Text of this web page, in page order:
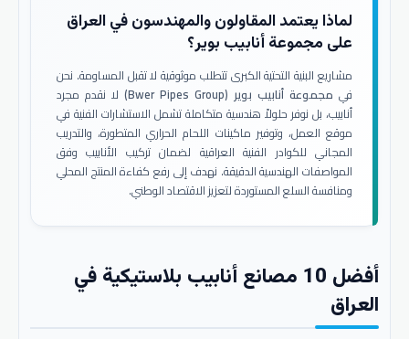
لماذا يعتمد المقاولون والمهندسون في العراق
على مجموعة أنابيب بوير؟
مشاريع البنية التحتية الكبرى تتطلب موثوقية لا تقبل المساومة. نحن
في مجموعة أنابيب بوير (Bwer Pipes Group)
لا نقدم مجرد
أنابيب، بل نوفر حلولاً هندسية متكاملة تشمل الاستشارات الفنية في
موقع العمل، وتوفير ماكينات اللحام الحراري المتطورة، والتدريب
المجاني للكوادر الفنية العراقية لضمان تركيب الأنابيب وفق
المواصفات الهندسية الدقيقة. نهدف إلى رفع كفاءة المنتج المحلي
ومنافسة السلع المستوردة لتعزيز الاقتصاد الوطني.
أفضل 10 مصانع أنابيب بلاستيكية في
العراق